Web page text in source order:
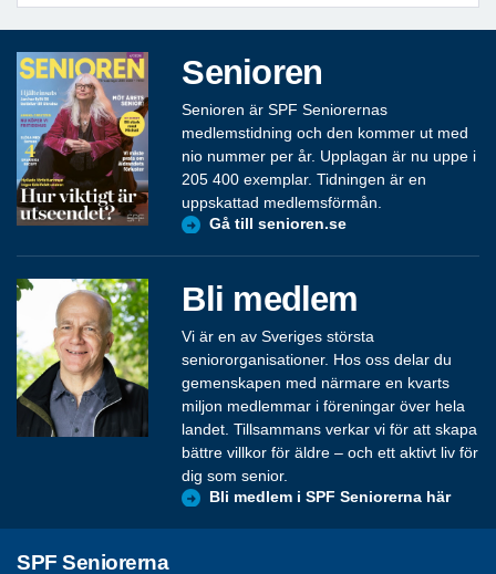
Senioren
Senioren är SPF Seniorernas
medlemstidning och den kommer ut med
nio nummer per år. Upplagan är nu uppe i
205 400 exemplar. Tidningen är en
uppskattad medlemsförmån.
Gå till senioren.se
Bli medlem
Vi är en av Sveriges största
seniororganisationer. Hos oss delar du
gemenskapen med närmare en kvarts
miljon medlemmar i föreningar över hela
landet. Tillsammans verkar vi för att skapa
bättre villkor för äldre – och ett aktivt liv för
dig som senior.
Bli medlem i SPF Seniorerna här
SPF Seniorerna